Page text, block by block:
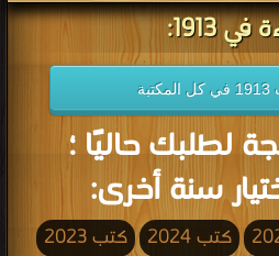
1913:
لطلبك حاليًا ؛
سنة أخرى:
كتب 2024
كتب 2023